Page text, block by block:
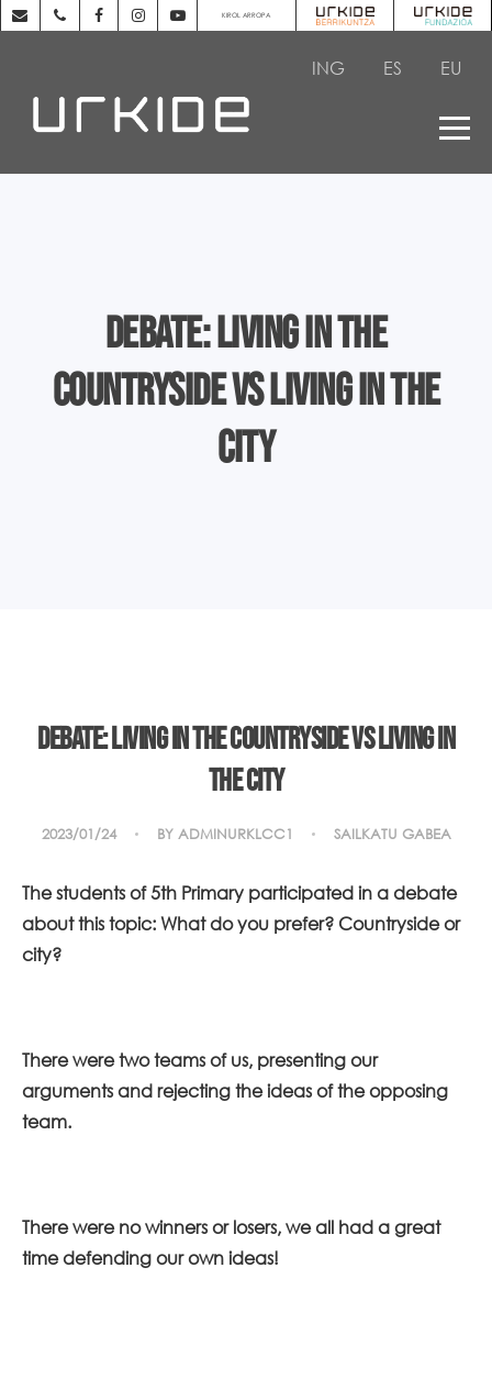
KIROL ARROPA
ING ES EU
DEBATE: LIVING IN THE
COUNTRYSIDE VS LIVING IN THE
CITY
DEBATE: LIVING IN THE COUNTRYSIDE VS LIVING IN
THE CITY
2023/01/24 BY ADMINURKLCC1 SAILKATU GABEA
The students of 5th Primary participated in a debate
about this topic: What do you prefer? Countryside or
city?
There were two teams of us, presenting our
arguments and rejecting the ideas of the opposing
team.
There were no winners or losers, we all had a great
time defending our own ideas!